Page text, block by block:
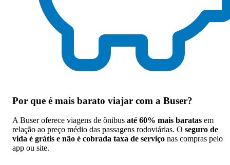
Por que é mais barato viajar com a Buser?
A Buser oferece viagens de ônibus até 60% mais baratas em
relação ao preço médio das passagens rodoviárias. O seguro de
vida é grátis e não é cobrada taxa de serviço nas compras pelo
app ou site.